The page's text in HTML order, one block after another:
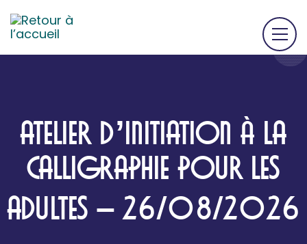
ATELIER D’INITIATION À LA
CALLIGRAPHIE POUR LES
ADULTES – 26/08/2026